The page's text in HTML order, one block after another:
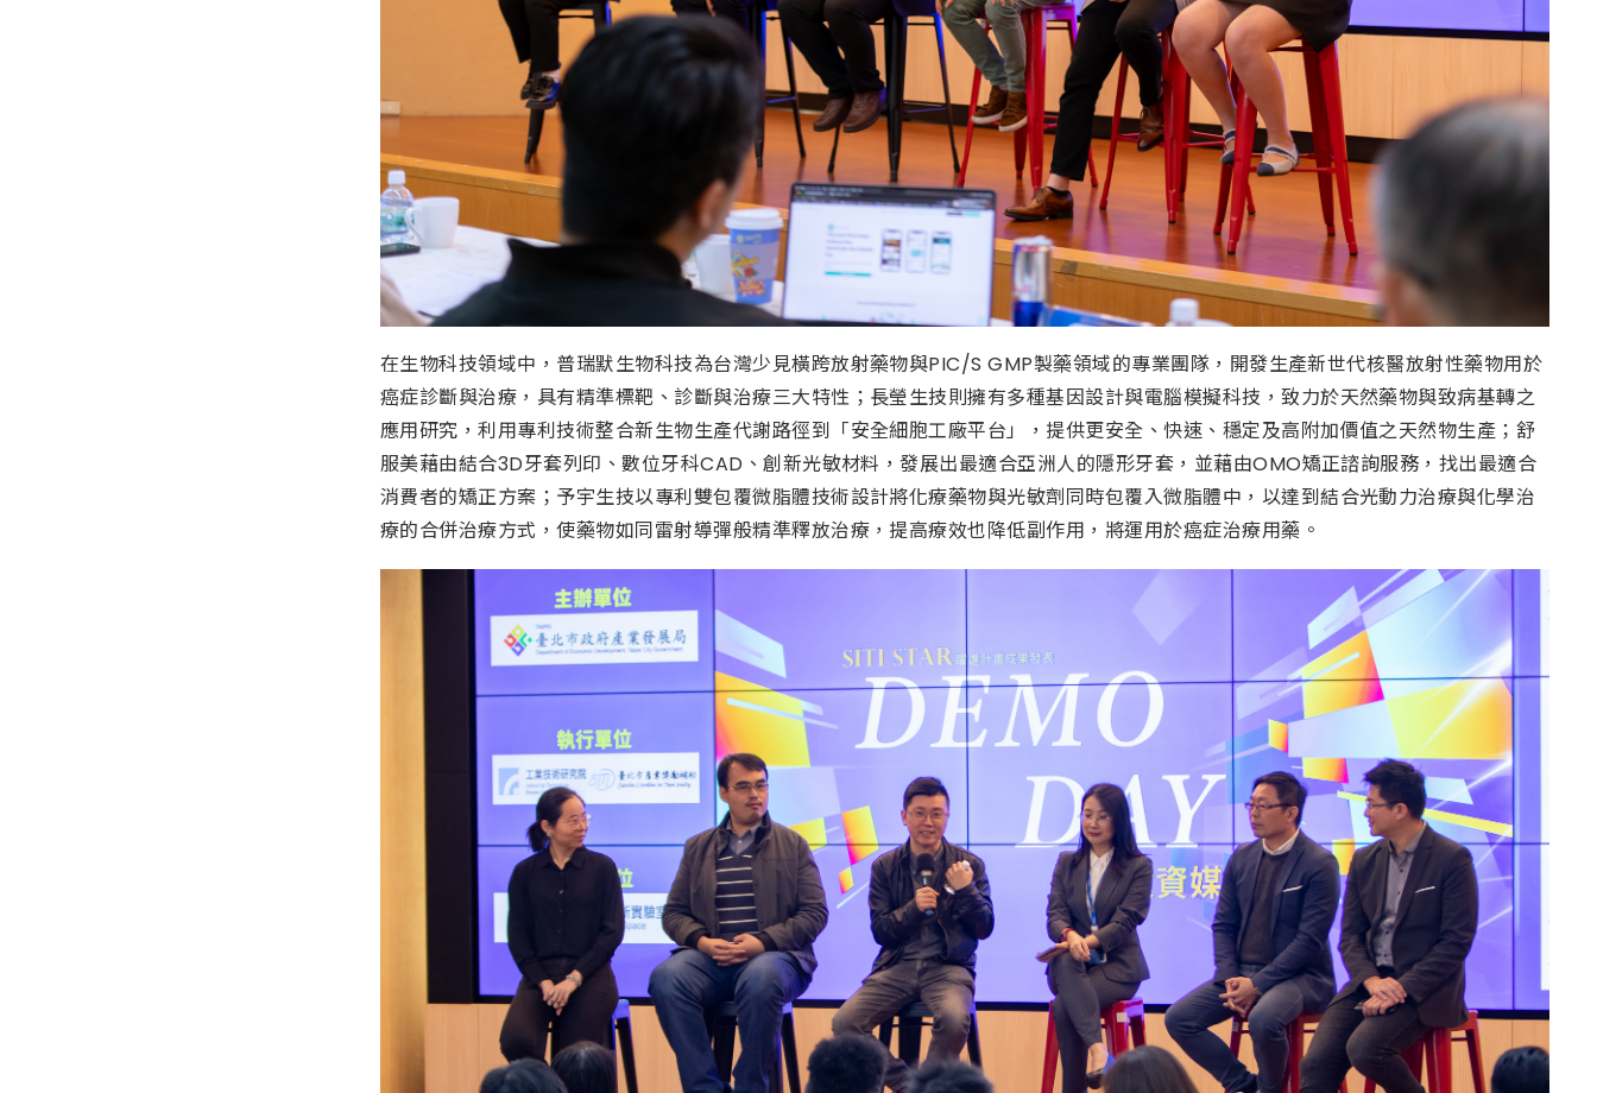
在生物科技領域中，普瑞默生物科技為台灣少見橫跨放射藥物與PIC/S GMP製藥領域的專業團隊，開發生產新世代核醫放射性藥物用於
癌症診斷與治療，具有精準標靶、診斷與治療三大特性；長瑩生技則擁有多種基因設計與電腦模擬科技，致力於天然藥物與致病基轉之
應用研究，利用專利技術整合新生物生產代謝路徑到「安全細胞工廠平台」，提供更安全、快速、穩定及高附加價值之天然物生產；舒
服美藉由結合3D牙套列印、數位牙科CAD、創新光敏材料，發展出最適合亞洲人的隱形牙套，並藉由OMO矯正諮詢服務，找出最適合
消費者的矯正方案；予宇生技以專利雙包覆微脂體技術設計將化療藥物與光敏劑同時包覆入微脂體中，以達到結合光動力治療與化學治
療的合併治療方式，使藥物如同雷射導彈般精準釋放治療，提高療效也降低副作用，將運用於癌症治療用藥。